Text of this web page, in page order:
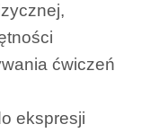
ćwiczeń
ekspresji